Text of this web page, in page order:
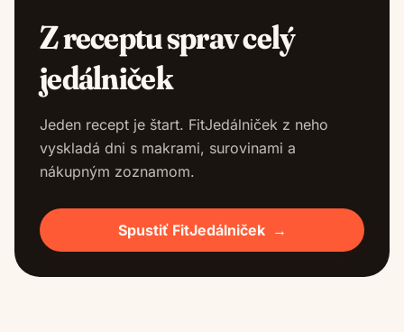
Z receptu sprav celý
jedálniček
Jeden recept je štart. FitJedálniček z neho
vyskladá dni s makrami, surovinami a
nákupným zoznamom.
Spustiť FitJedálniček →